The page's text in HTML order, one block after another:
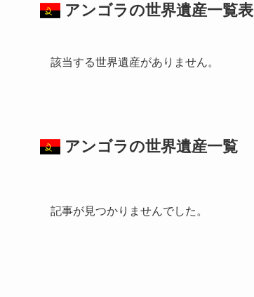
アンゴラの世界遺産一覧表
該当する世界遺産がありません。
アンゴラの世界遺産一覧
記事が見つかりませんでした。